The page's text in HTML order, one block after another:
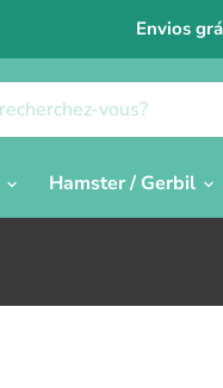
Envios
Hamster / Gerbil